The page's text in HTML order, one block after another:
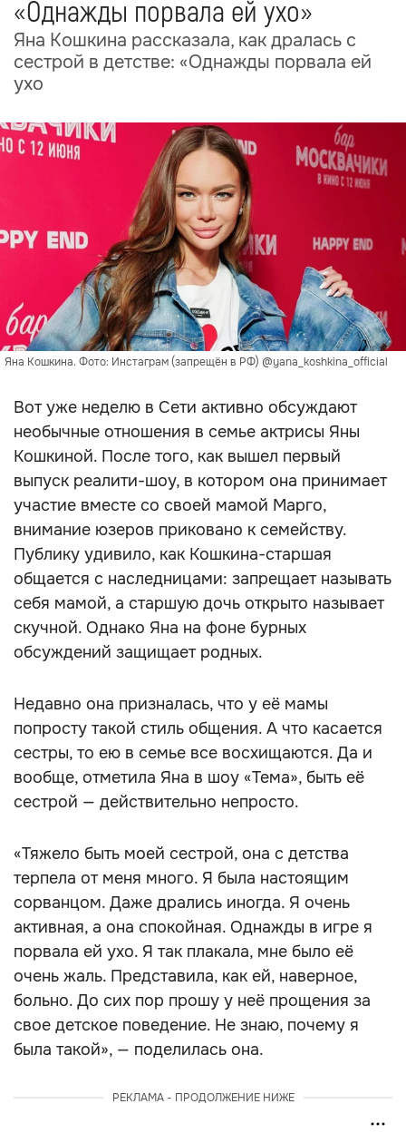
«Однажды порвала ей ухо»
Яна Кошкина рассказала, как дралась с
сестрой в детстве: «Однажды порвала ей
ухо
Яна Кошкина. Фото: Инстаграм (запрещён в РФ) @yana_koshkina_official
Вот уже неделю в Сети активно обсуждают
необычные отношения в семье актрисы Яны
Кошкиной. После того, как вышел первый
выпуск реалити-шоу, в котором она принимает
участие вместе со своей мамой Марго,
внимание юзеров приковано к семейству.
Публику удивило, как Кошкина-старшая
общается с наследницами: запрещает называть
себя мамой, а старшую дочь открыто называет
скучной. Однако Яна на фоне бурных
обсуждений защищает родных.
Недавно она призналась, что у её мамы
попросту такой стиль общения. А что касается
сестры, то ею в семье все восхищаются. Да и
вообще, отметила Яна в шоу «Тема», быть её
сестрой — действительно непросто.
«Тяжело быть моей сестрой, она с детства
терпела от меня много. Я была настоящим
сорванцом. Даже дрались иногда. Я очень
активная, а она спокойная. Однажды в игре я
порвала ей ухо. Я так плакала, мне было её
очень жаль. Представила, как ей, наверное,
больно. До сих пор прошу у неё прощения за
свое детское поведение. Не знаю, почему я
была такой», — поделилась она.
РЕКЛАМА - ПРОДОЛЖЕНИЕ НИЖЕ